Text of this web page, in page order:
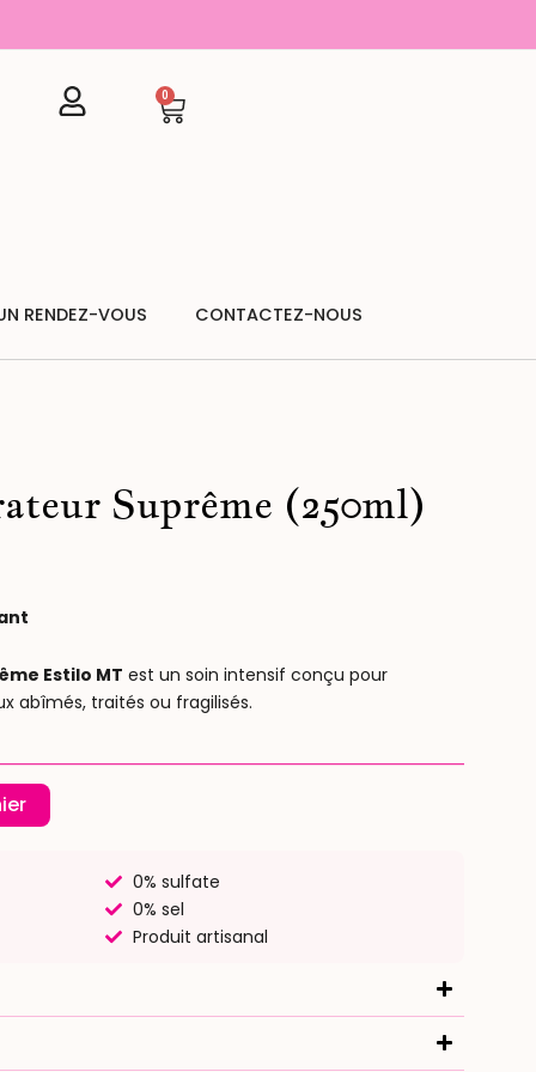
0
Cart
RENDEZ-VOUS CONTACTEZ-NOUS
Suprême (250ml)
:
Estilo MT est un soin intensif conçu pour
abîmés, traités ou fragilisés.
0% sulfate
0% sel
Produit artisanal